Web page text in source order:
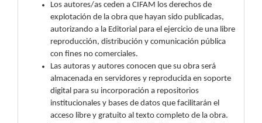
Los autores/as ceden a CIFAM los derechos de
explotación de la obra que hayan sido publicadas,
autorizando a la Editorial para el ejercicio de una libre
reproducción, distribución y comunicación pública
con fines no comerciales.
Las autoras y autores conocen que su obra será
almacenada en servidores y reproducida en soporte
digital para su incorporación a repositorios
institucionales y bases de datos que facilitarán el
acceso libre y gratuito al texto completo de la obra.